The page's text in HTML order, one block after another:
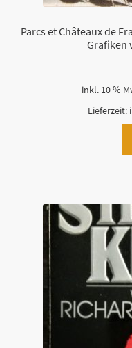
Parcs et Châteaux de
Grafiken
inkl. 10 %
Lieferzeit: